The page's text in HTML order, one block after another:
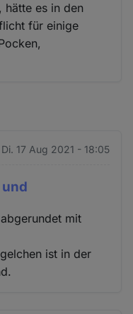
hätte es in den
für einige
Di. 17 Aug 2021 - 18:05
mit
ist in der